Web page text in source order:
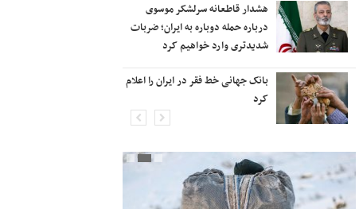
هشدار قاطعانه سرلشکر موسوی
درباره حمله دوباره به ایران؛ ضربات
شدیدتری وارد خواهیم کرد
بانک جهانی خط فقر در ایران را اعلام
کرد
 